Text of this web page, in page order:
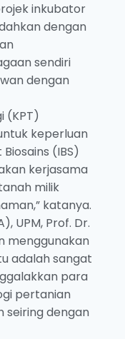
inkubator
dengan
sendiri
dengan
(KPT)
keperluan
(IBS)
kerjasama
milik
katanya.
UPM, Prof. Dr.
menggunakan
adalah sangat
para
pertanian
dengan